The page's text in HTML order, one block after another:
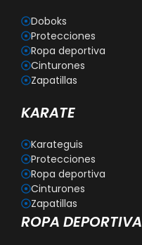
Doboks
Protecciones
Ropa deportiva
Cinturones
Zapatillas
KARATE
Karateguis
Protecciones
Ropa deportiva
Cinturones
Zapatillas
ROPA DEPORTIVA